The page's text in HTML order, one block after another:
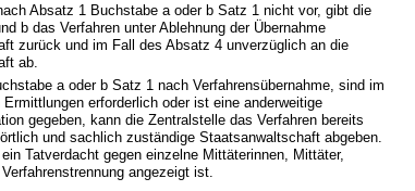
Absatz 1 Buchstabe a oder b Satz 1 nicht vor, gibt die
b das Verfahren unter Ablehnung der Übernahme
zurück und im Fall des Absatz 4 unverzüglich an die
ab.
a oder b Satz 1 nach Verfahrensübernahme, sind im
erforderlich oder ist eine anderweitige
gegeben, kann die Zentralstelle das Verfahren bereits
und sachlich zuständige Staatsanwaltschaft abgeben.
Tatverdacht gegen einzelne Mittäterinnen, Mittäter,
angezeigt ist.